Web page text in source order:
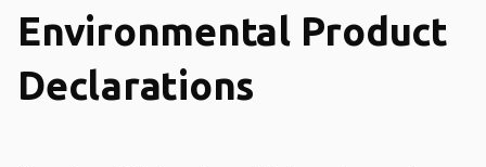
Environmental Product
Declarations